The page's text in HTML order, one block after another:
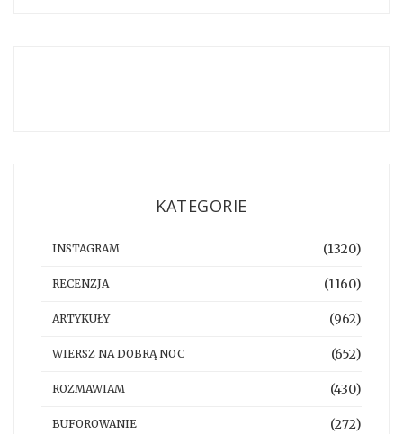
KATEGORIE
INSTAGRAM (1320)
RECENZJA (1160)
ARTYKUŁY (962)
WIERSZ NA DOBRĄ NOC (652)
ROZMAWIAM (430)
BUFOROWANIE (272)